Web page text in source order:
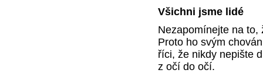
Všichni jsme lidé
Nezapomínejte na to,
Proto ho svým
říci, že nikdy nepište
z očí do očí.